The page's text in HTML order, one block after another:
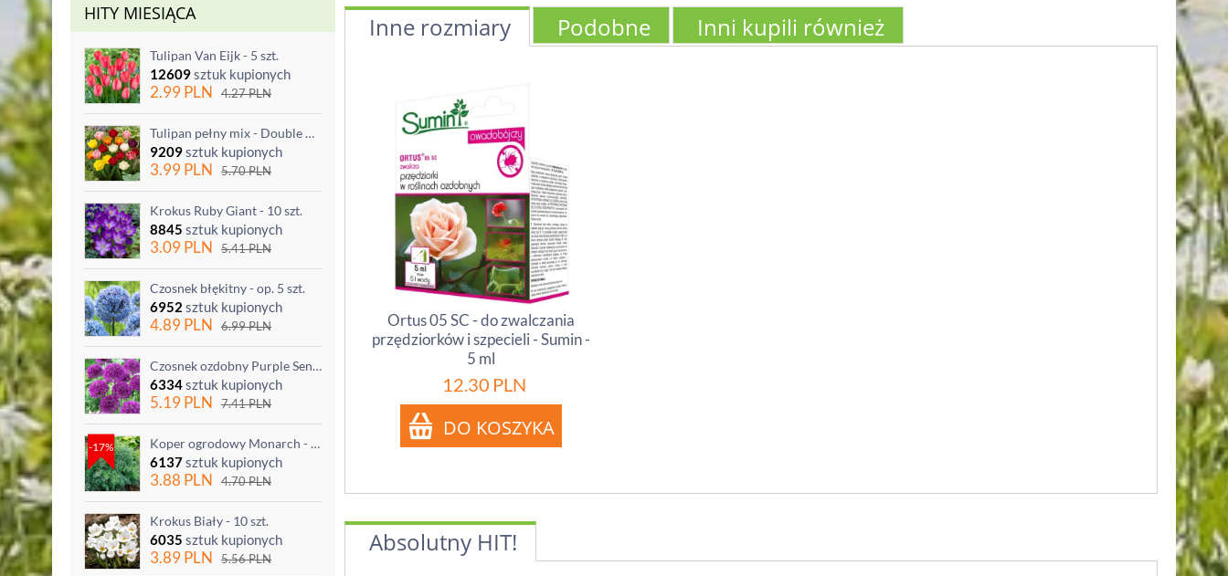
HITY MIESIĄCA
Tulipan Van Eijk - 5 szt.
12609sztuk kupionych
2.99PLN 4.27PLN
Tulipan pełny mix - Double mix - 5 szt.
9209sztuk kupionych
3.99PLN 5.70PLN
Krokus Ruby Giant - 10 szt.
8845 sztuk kupionych
3.09PLN 5.41PLN
Czosnek błękitny - op. 5 szt.
6952 sztuk kupionych
4.89PLN 6.99PLN
Czosnek ozdobny Purple Sensation - op. 3 szt.
6334sztuk kupionych
5.19PLN 7.41PLN
-17% Koper ogrodowy Monarch - po ścięciu odrasta
6137sztuk kupionych
3.88 PLN 4.70PLN
Krokus Biały - 10 szt.
6035 sztuk kupionych
3.89PLN 5.56PLN
Inne rozmiary Podobne Inni kupili również
Ortus 05 SC - do zwalczania
przędziorków i szpecieli - Sumin -
5 ml
12.30 PLN
Absolutny HIT!